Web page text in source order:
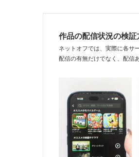
作品の配信状況の検証
ネットオフでは、実際に各サ
配信の有無だけでなく、配信